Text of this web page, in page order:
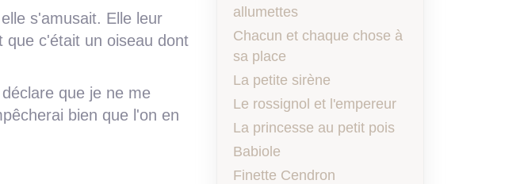
s'amusait. Elle leur
que c'était un oiseau dont
que je ne me
bien que l'on en
allumettes
Chacun et chaque chose à
sa place
La petite sirène
Le rossignol et l'empereur
La princesse au petit pois
Babiole
Finette Cendron